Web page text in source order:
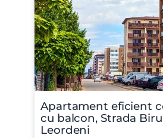
Apartament eficient
cu balcon, Strada
Leordeni